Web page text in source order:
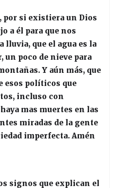
por si existiera un Dios
a él para que nos
lluvia, que el agua es la
un poco de nieve para
Y aún más, que
esos políticos que
incluso con
mas muertes en las
miradas de la gente
imperfecta. Amén
signos que explican el